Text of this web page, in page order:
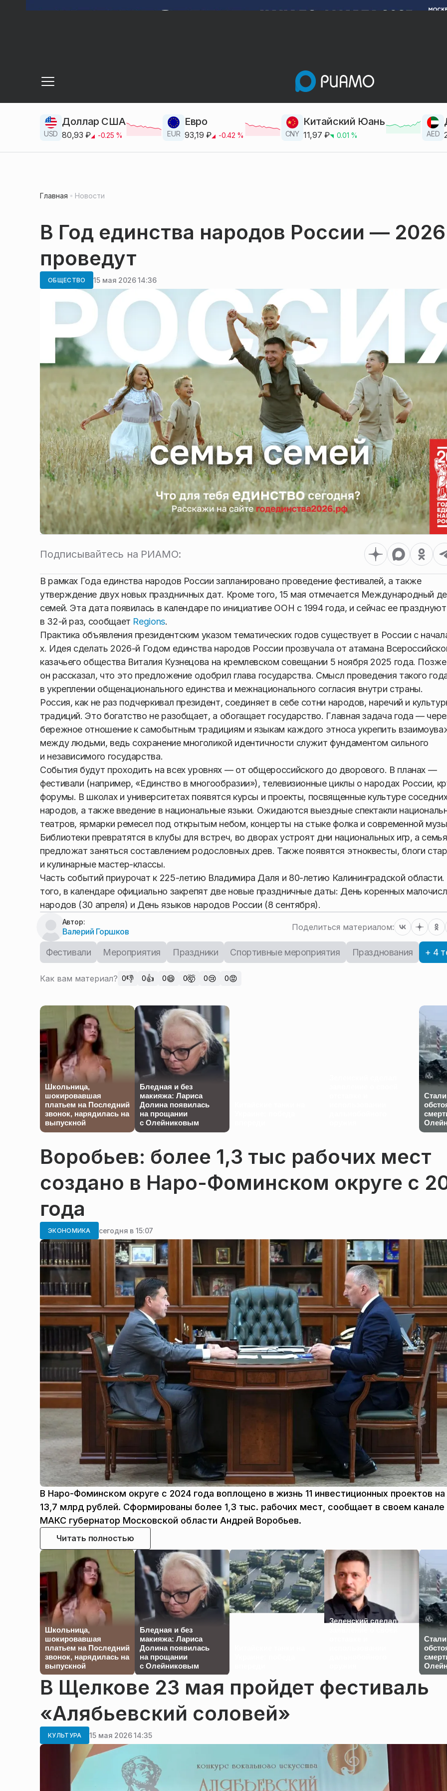
USD
Доллар США
80,93 ₽ -0.25 % EUR
Евро
93,19 ₽ -0.42 % CNY
Китайский Юань
11,97 ₽ 0.01 % AED
Главная Новости
В Год единства народов России — 2026
проведут
ОБЩЕСТВО 15 мая 2026 14:36
Подписывайтесь на РИАМО:
В рамках Года единства народов России запланировано проведение фестивалей, а также
утверждение двух новых праздничных дат. Кроме того, 15 мая отмечается Международный
семей. Эта дата появилась в календаре по инициативе ООН с 1994 года, и сейчас ее
в 32-й раз, сообщает Regions.
Практика объявления президентским указом тематических годов существует в России с
х. Идея сделать 2026-й Годом единства народов России прозвучала от атамана
казачьего общества Виталия Кузнецова на кремлевском совещании 5 ноября 2025 года. Позже
он рассказал, что это предложение одобрил глава государства. Смысл проведения такого
в укреплении общенационального единства и межнационального согласия внутри страны.
Россия, как не раз подчеркивал президент, соединяет в себе сотни народов, наречий и
традиций. Это богатство не разобщает, а обогащает государство. Главная задача года —
бережное отношение к самобытным традициям и языкам каждого этноса укрепить
между людьми, ведь сохранение многоликой идентичности служит фундаментом сильного
и независимого государства.
События будут проходить на всех уровнях — от общероссийского до дворового. В планах —
фестивали (например, «Единство в многообразии»), телевизионные циклы о народах России,
форумы. В школах и университетах появятся курсы и проекты, посвященные культуре
народов, а также введение в национальные языки. Ожидаются выездные спектакли
театров, ярмарки ремесел под открытым небом, концерты на стыке фолка и современной
Библиотеки превратятся в клубы для встреч, во дворах устроят дни национальных игр, а
предложат заняться составлением родословных древ. Также появятся этноквесты, блоги
и кулинарные мастер-классы.
Часть событий приурочат к 225-летию Владимира Даля и 80-летию Калининградской
того, в календаре официально закрепят две новые праздничные даты: День коренных
народов (30 апреля) и День языков народов России (8 сентября).
Автор:
Валерий Горшков Поделиться материалом:
Фестивали Мероприятия Праздники Спортивные мероприятия Празднования + 4
Как вам материал? 0👎 0👍 0😄 0🤯 0😢 0😡
Школьница,
шокировавшая
платьем на Последний
звонок, нарядилась на
выпускной
Бледная и без
макияжа: Лариса
Долина появилась
на прощании
с Олейниковым
Стали
Воробьев: более 1,3 тыс рабочих мест
создано в Наро-Фоминском округе с
года
ЭКОНОМИКА сегодня в 15:07
В Наро-Фоминском округе с 2024 года воплощено в жизнь 11 инвестиционных проектов
13,7 млрд рублей. Сформированы более 1,3 тыс. рабочих мест, сообщает в своем канале
МАКС губернатор Московской области Андрей Воробьев.
Читать полностью
Школьница,
шокировавшая
платьем на Последний
звонок, нарядилась на
выпускной
Бледная и без
макияжа: Лариса
Долина появилась
на прощании
с Олейниковым
Зеленский сделал
Стали
В Щелкове 23 мая пройдет фестиваль
«Алябьевский соловей»
КУЛЬТУРА 15 мая 2026 14:35